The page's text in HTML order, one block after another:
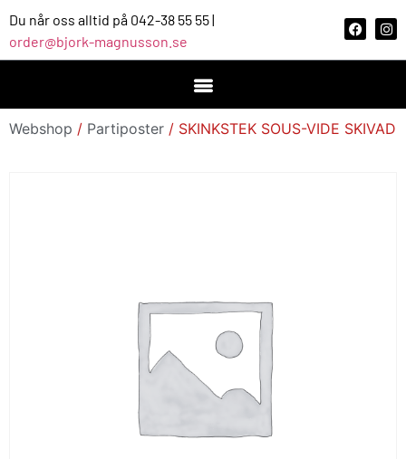
Du når oss alltid på 042-38 55 55 |
order@bjork-magnusson.se
Webshop / Partiposter / SKINKSTEK SOUS-VIDE SKIVAD